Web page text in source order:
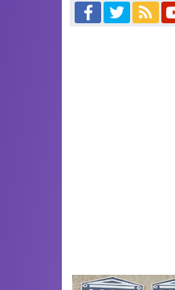
تكريم حفظة كتاب الله في